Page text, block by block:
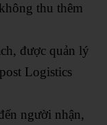
thu thêm
được quản lý
Logistics
người nhận,